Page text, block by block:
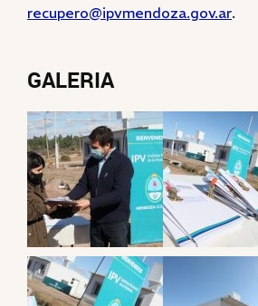
recupero@ipvmendoza.gov.ar.
GALERIA